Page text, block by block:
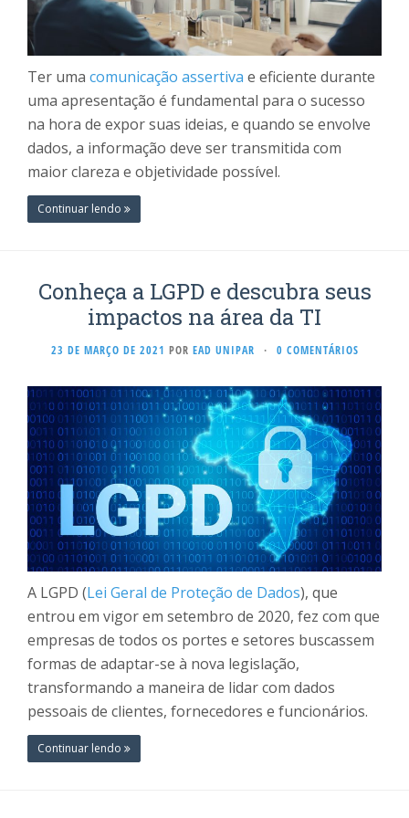
Ter uma comunicação assertiva e eficiente durante
uma apresentação é fundamental para o sucesso
na hora de expor suas ideias, e quando se envolve
dados, a informação deve ser transmitida com
maior clareza e objetividade possível.
Continuar lendo
Conheça a LGPD e descubra seus
impactos na área da TI
23 DE MARÇO DE 2021 POR EAD UNIPAR · 0 COMENTÁRIOS
A LGPD (Lei Geral de Proteção de Dados), que
entrou em vigor em setembro de 2020, fez com que
empresas de todos os portes e setores buscassem
formas de adaptar-se à nova legislação,
transformando a maneira de lidar com dados
pessoais de clientes, fornecedores e funcionários.
Continuar lendo